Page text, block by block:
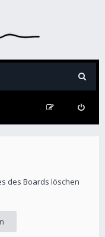
des Boards löschen